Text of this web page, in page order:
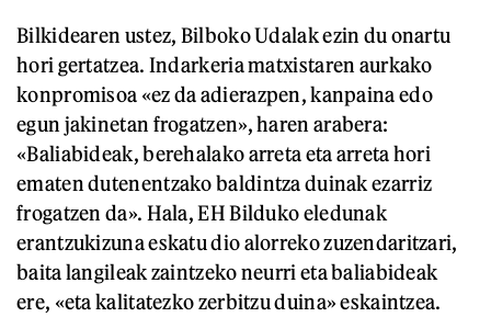
Bilkidearen ustez, Bilboko Udalak ezin du onartu
hori gertatzea. Indarkeria matxistaren aurkako
konpromisoa «ez da adierazpen, kanpaina edo
egun jakinetan frogatzen», haren arabera:
«Baliabideak, berehalako arreta eta arreta hori
ematen dutenentzako baldintza duinak ezarriz
frogatzen da». Hala, EH Bilduko eledunak
erantzukizuna eskatu dio alorreko zuzendaritzari,
baita langileak zaintzeko neurri eta baliabideak
ere, «eta kalitatezko zerbitzu duina» eskaintzea.